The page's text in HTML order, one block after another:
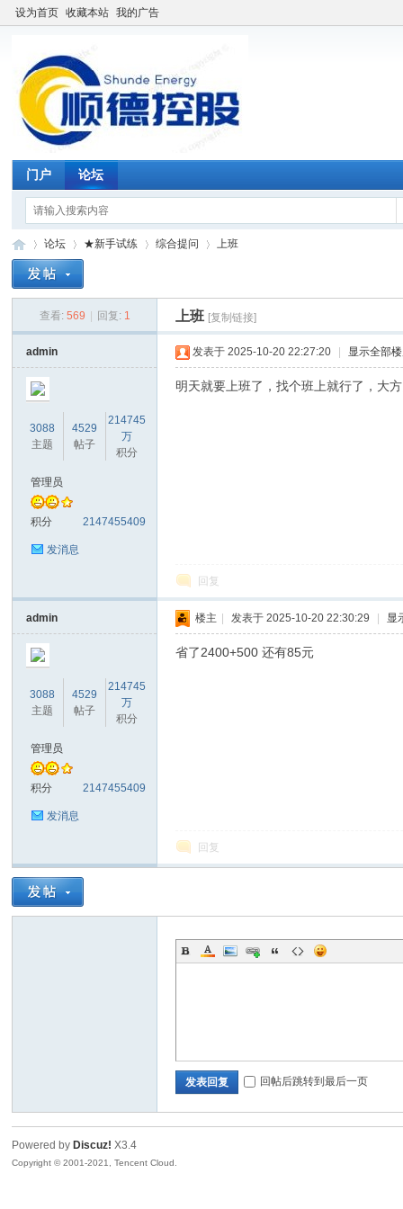
设为首页 收藏本站 我的广告
门户 论坛
坛
论坛
›
★新手试练 综合提问
›
上班
查看: 569 回复: 1 上班 [复制链接]
admin
3088
主题
4529
帖子
214745
万
积分
管理员
积分 2147455409
发消息
发表于 2025-10-20 22:27:20 显示全部
明天就要上班了，找个班上就行了，大方
回复
admin
3088
主题
4529
帖子
214745
万
积分
管理员
积分 2147455409
发消息
楼主 发表于 2025-10-20 22:30:29 显
省了2400+500 还有85元
回复
发表回复 回帖后跳转到最后一页
Powered by Discuz! X3.4
Copyright © 2001-2021, Tencent Cloud.